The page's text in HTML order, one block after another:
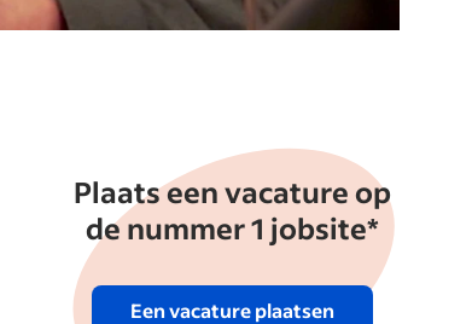
Plaats een vacature op
de nummer 1 jobsite*
Een vacature plaatsen